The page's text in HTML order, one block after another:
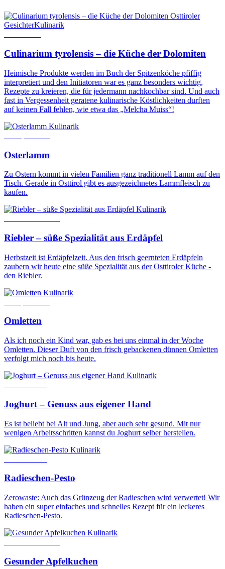
Osttiroler
GesichterKulinarik
Culinarium tyrolensis – die Küche der Dolomiten
Heimische Produkte werden im Buch der Spitzenköche pfiffig
interpretiert und den Initiatoren war es ganz besonders wichtig,
Rezepte zu kreieren, die für jedermann nachkochbar sind. Und auch
fast in Vergessenheit geratene kulinarische Köstlichkeiten durften
auf keinen Fall fehlen, wie etwa das „Melcha Muiss“!
Kulinarik
Osterlamm
Zu Ostern kommt in vielen Familien ganz traditionell Lamm auf den
Tisch. Gerade in Osttirol gibt es ausgezeichnetes Lammfleisch zu
kaufen.
Kulinarik
Riebler – süße Spezialität aus Erdäpfel
Herbstzeit ist Erdäpfelzeit. Aus den frisch geernteten Erdäpfeln
zaubern wir heute eine süße Spezialität aus der Osttiroler Küche -
den Riebler.
Kulinarik
Omletten
Als ich noch ein Kind war, gab es bei uns einmal in der Woche
Omletten. Dieser Duft von den frisch gebackenen dünnen Omletten
verfolgt mich noch bis heute.
Kulinarik
Joghurt – Genuss aus eigener Hand
Es ist beliebt bei Alt und Jung, aber auch sehr gesund. Mit nur
wenigen Arbeitsschritten kannst du Joghurt selber herstellen.
Kulinarik
Radieschen-Pesto
Zerowaste: Auch das Grünzeug der Radieschen wird verwertet! Wir
haben ein super einfaches und schnelles Rezept für ein leckeres
Radieschen-Pesto.
Kulinarik
Gesunder Apfelkuchen